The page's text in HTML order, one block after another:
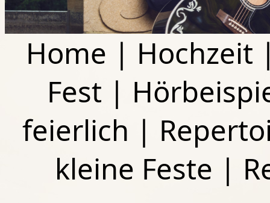
Home | Hochzeit
Fest |
feierlich |
kleine Feste |